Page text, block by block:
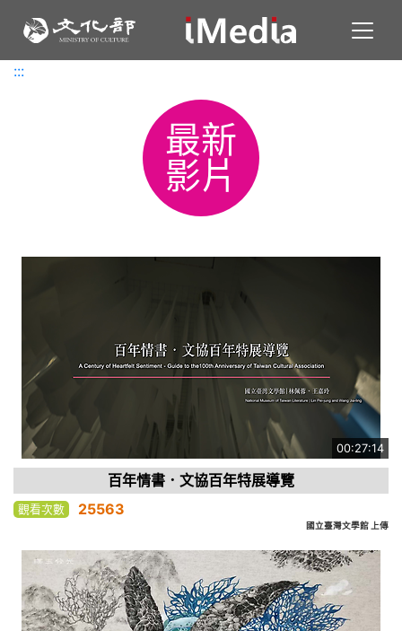
:::
:::
最新
影片
00:27:14
百年情書．文協百年特展導覽
觀看次數 25563
國立臺灣文學館 上傳